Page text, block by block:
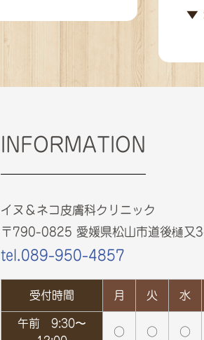
INFORMATION
イヌ＆ネコ皮膚科クリニック
〒790-0825 愛媛県松山市道後樋
tel.089-950-4857
受付時間 月 火 水
午前 9:30〜
○ ○ ○